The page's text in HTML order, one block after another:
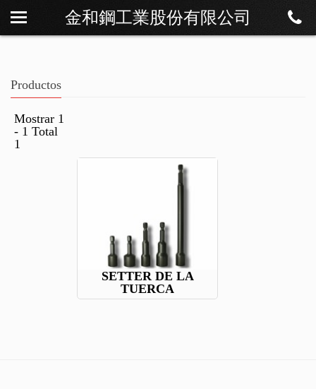
金和鋼工業股份有限公司
Sobre Os
Contáctenos
Productos
Mostrar 1
- 1 Total
1
SETTER DE LA
TUERCA